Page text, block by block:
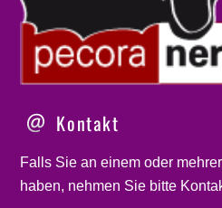
Kontakt
Falls Sie an einem oder
haben, nehmen Sie bitte